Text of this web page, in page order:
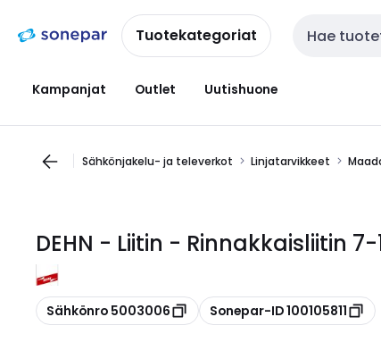
navigointiinsisältöönTuotekategoriat Haku
Kampanjat Outlet Uutishuone
Sähkönjakelu- ja televerkot Linjatarvikkeet
DEHN - Liitin - Rinnakkaisliitin
Kopioi
Sähkönro 5003006 Kopioi
Sonepar-ID 100105811